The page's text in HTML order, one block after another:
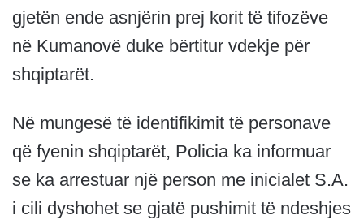
gjetën ende asnjërin prej korit të tifozëve
në Kumanovë duke bërtitur vdekje për
shqiptarët.
Në mungesë të identifikimit të personave
që fyenin shqiptarët, Policia ka informuar
se ka arrestuar një person me inicialet S.A.
i cili dyshohet se gjatë pushimit të ndeshjes